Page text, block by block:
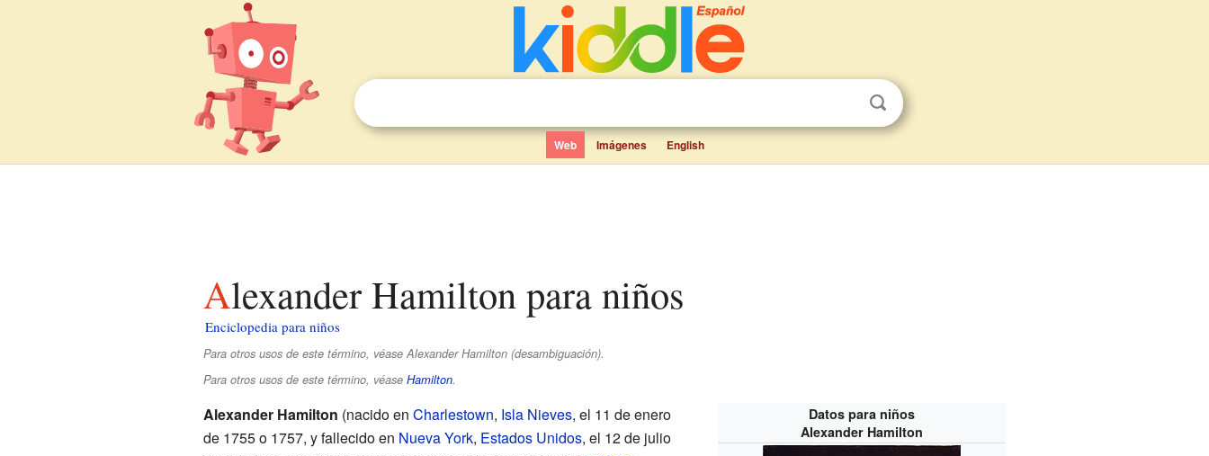
Web Imágenes English
Alexander Hamilton para niños
Enciclopedia para niños
Para otros usos de este término, véase Alexander Hamilton (desambiguación).
Para otros usos de este término, véase Hamilton.
Datos para niños
Alexander Hamilton
Alexander Hamilton (nacido en Charlestown, Isla Nieves, el 11 de enero
de 1755 o 1757, y fallecido en Nueva York, Estados Unidos, el 12 de julio